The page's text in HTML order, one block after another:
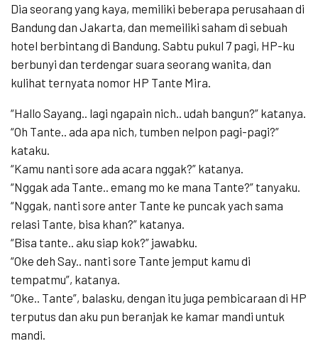
Dia seorang yang kaya, memiliki beberapa perusahaan di
Bandung dan Jakarta, dan memeiliki saham di sebuah
hotel berbintang di Bandung. Sabtu pukul 7 pagi, HP-ku
berbunyi dan terdengar suara seorang wanita, dan
kulihat ternyata nomor HP Tante Mira.
“Hallo Sayang.. lagi ngapain nich.. udah bangun?” katanya.
“Oh Tante.. ada apa nich, tumben nelpon pagi-pagi?”
kataku.
“Kamu nanti sore ada acara nggak?” katanya.
“Nggak ada Tante.. emang mo ke mana Tante?” tanyaku.
“Nggak, nanti sore anter Tante ke puncak yach sama
relasi Tante, bisa khan?” katanya.
“Bisa tante.. aku siap kok?” jawabku.
“Oke deh Say.. nanti sore Tante jemput kamu di
tempatmu”, katanya.
“Oke.. Tante”, balasku, dengan itu juga pembicaraan di HP
terputus dan aku pun beranjak ke kamar mandi untuk
mandi.